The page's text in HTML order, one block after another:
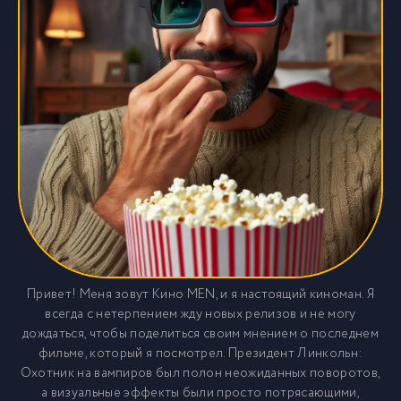
Привет! Меня зовут Кино MEN, и я настоящий киноман. Я
всегда с нетерпением жду новых релизов и не могу
дождаться, чтобы поделиться своим мнением о последнем
фильме, который я посмотрел. Президент Линкольн:
Охотник на вампиров был полон неожиданных поворотов,
а визуальные эффекты были просто потрясающими,